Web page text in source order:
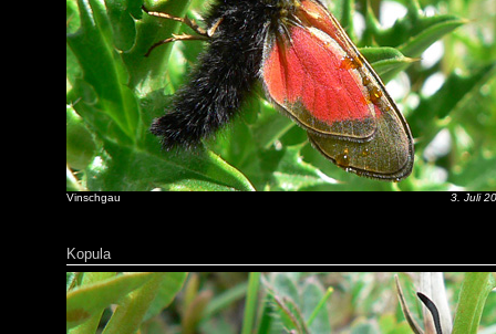
Vinschgau 3. Juli
Kopula